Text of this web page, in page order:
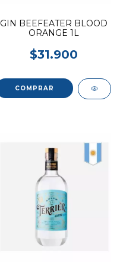
GIN BEEFEATER BLOOD
ORANGE 1L
$31.900